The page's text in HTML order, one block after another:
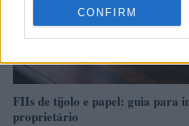
CONFIRM
FIIs de tijolo e papel: guia para
proprietário